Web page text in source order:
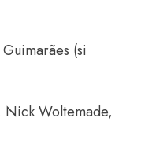
(si
Woltemade,